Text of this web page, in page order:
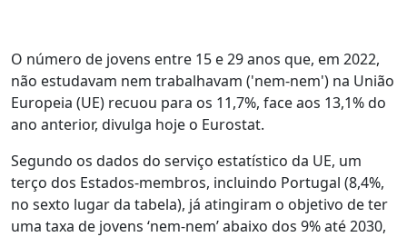
O número de jovens entre 15 e 29 anos que, em 2022,
não estudavam nem trabalhavam ('nem-nem') na União
Europeia (UE) recuou para os 11,7%, face aos 13,1% do
ano anterior, divulga hoje o Eurostat.
Segundo os dados do serviço estatístico da UE, um
terço dos Estados-membros, incluindo Portugal (8,4%,
no sexto lugar da tabela), já atingiram o objetivo de ter
uma taxa de jovens ‘nem-nem’ abaixo dos 9% até 2030,